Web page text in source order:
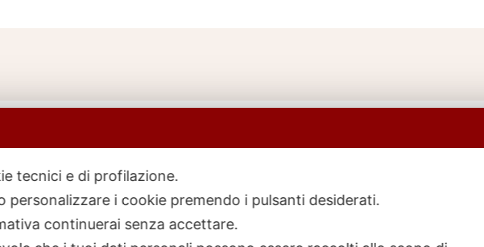
tecnici e di profilazione.
personalizzare i cookie premendo i pulsanti desiderati.
continuerai senza accettare.